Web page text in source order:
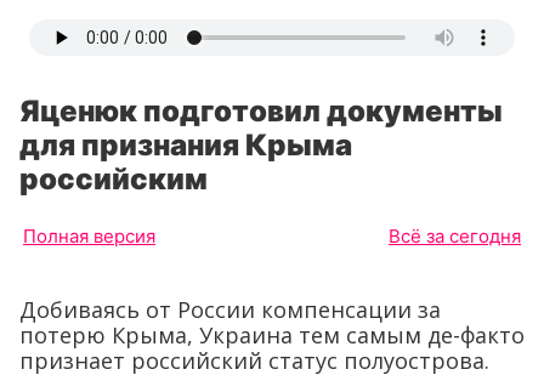
Яценюк подготовил документы
для признания Крыма
российским
Полная версия Всё за сегодня
Добиваясь от России компенсации за
потерю Крыма, Украина тем самым де-факто
признает российский статус полуострова.